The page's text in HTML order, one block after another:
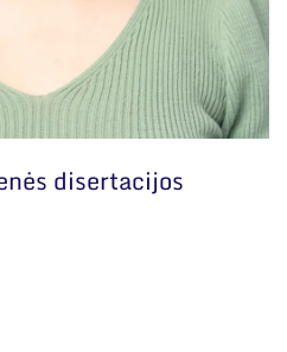
disertacijos